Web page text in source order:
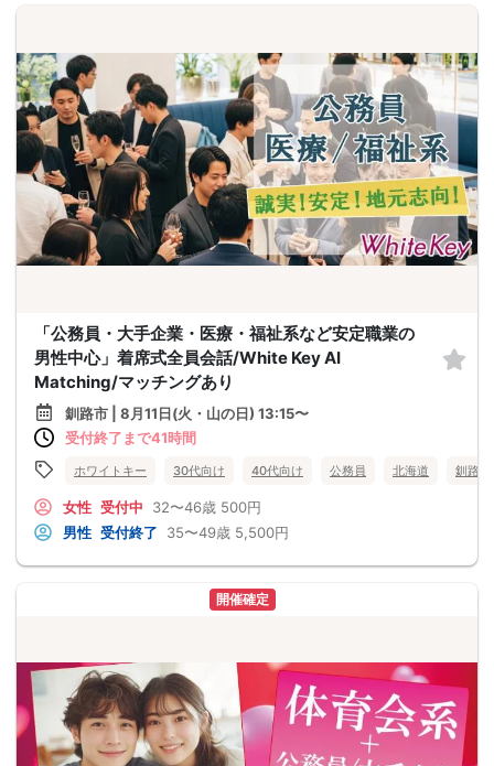
「公務員・大手企業・医療・福祉系など安定職業の
男性中心」着席式全員会話/White Key AI
Matching/マッチングあり
釧路市 | 8月11日(火・山の日) 13:15〜
受付終了まで41時間
ホワイトキー 30代向け 40代向け 公務員 北海道 釧路市
女性 受付中 32〜46歳 500円
男性 受付終了 35〜49歳 5,500円
開催確定